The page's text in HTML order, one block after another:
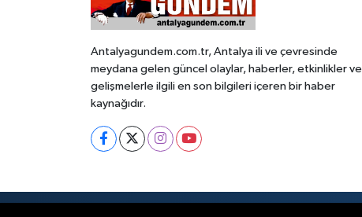
Antalyagundem.com.tr, Antalya ili ve çevresinde
meydana gelen güncel olaylar, haberler, etkinlikler ve
gelişmelerle ilgili en son bilgileri içeren bir haber
kaynağıdır.